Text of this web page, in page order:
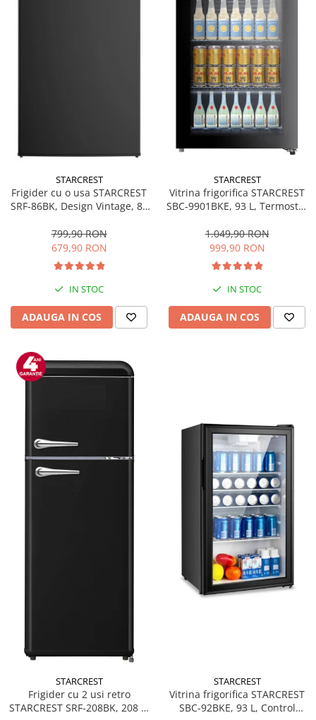
Accesorii aparate climatizare
Aeroterme
Aparate de spalat cu presiune
Climatizare
Purificatoare
Ingrijire personala
Aparate & Accesorii ingrijire
personala
Obiecte sanitare
Accesorii
STARCREST
Frigider cu o usa STARCREST
SRF-86BK, Design Vintage, 85
interioara, H 84 cm, Negru
799,90 RON
679,90 RON
IN STOC
ADAUGA IN COS
STARCREST
Vitrina frigorifica STARCREST
SBC-9901BKE, 93 L, Termostat
sticla, H 84.5 cm, Negru
1.049,90 RON
999,90 RON
IN STOC
ADAUGA IN COS
STARCREST
Frigider cu 2 usi retro
STARCREST SRF-208BK, 208 L,
STARCREST
Vitrina frigorifica STARCREST
SBC-92BKE, 93 L, Control